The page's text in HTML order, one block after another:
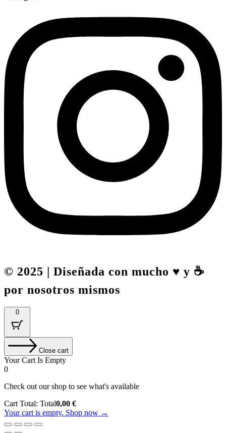
© 2025 | Diseñada con mucho ♥️ y ☕
por nosotros mismos
0
Close cart
Your Cart Is Empty
0
Check out our shop to see what's available
Cart Total: Total0,00 €
Your cart is empty. Shop now →